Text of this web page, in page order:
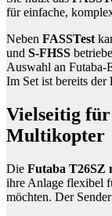
für einfache,
Neben FASSTest
und S-FHSS
Auswahl an Futaba-
Im Set ist bereits der
Vielseitig für
Multikopter
Die Futaba T26SZ
ihre Anlage flexibel
möchten. Der